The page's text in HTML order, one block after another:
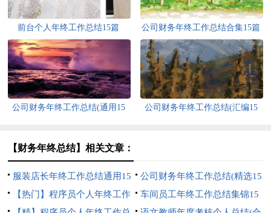
前台个人年终工作总结15篇 公司财务年终工作总结合集15篇
公司财务年终工作总结(通用15
公司财务年终工作总结(汇编15
【财务年终总结】相关文章：
服装店长年终工作总结通用15
篇
公司财务年终工作总结(精选15
篇)
【热门】程序员个人年终工作
车间员工年终工作总结集锦15